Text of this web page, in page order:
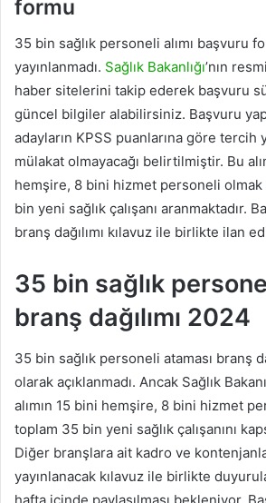
formu
35 bin sağlık personeli alımı başvuru
yayınlanmadı. Sağlık Bakanlığı’nın
haber sitelerini takip ederek başvuru
güncel bilgiler alabilirsiniz. Başvuru
adayların KPSS puanlarına göre tercih
mülakat olmayacağı belirtilmiştir. Bu
hemşire, 8 bini hizmet personeli
bin yeni sağlık çalışanı aranmaktadır.
branş dağılımı kılavuz ile birlikte ilan
35 bin sağlık
branş dağılımı 2024
35 bin sağlık personeli ataması branş
olarak açıklanmadı. Ancak Sağlık
alımın 15 bini hemşire, 8 bini hizmet
toplam 35 bin yeni sağlık çalışanını
Diğer branşlara ait kadro ve
yayınlanacak kılavuz ile birlikte
hafta içinde paylaşılması bekleniyor.